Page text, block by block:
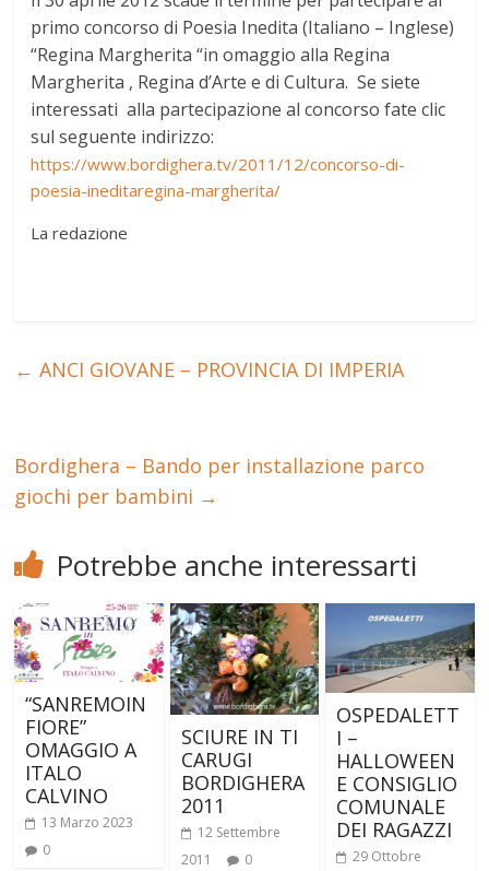
primo concorso di Poesia Inedita (Italiano – Inglese)
“Regina Margherita “in omaggio alla Regina
Margherita , Regina d’Arte e di Cultura. Se siete
interessati alla partecipazione al concorso fate clic
sul seguente indirizzo:
https://www.bordighera.tv/2011/12/concorso-di-
poesia-ineditaregina-margherita/
La redazione
← ANCI GIOVANE – PROVINCIA DI IMPERIA
Bordighera – Bando per installazione parco
giochi per bambini →
Potrebbe anche interessarti
“SANREMOIN
FIORE”
OMAGGIO A
ITALO
CALVINO
13 Marzo 2023
0
SCIURE IN TI
CARUGI
BORDIGHERA
2011
12 Settembre
2011
0
OSPEDALETT
I –
HALLOWEEN
E CONSIGLIO
COMUNALE
DEI RAGAZZI
29 Ottobre